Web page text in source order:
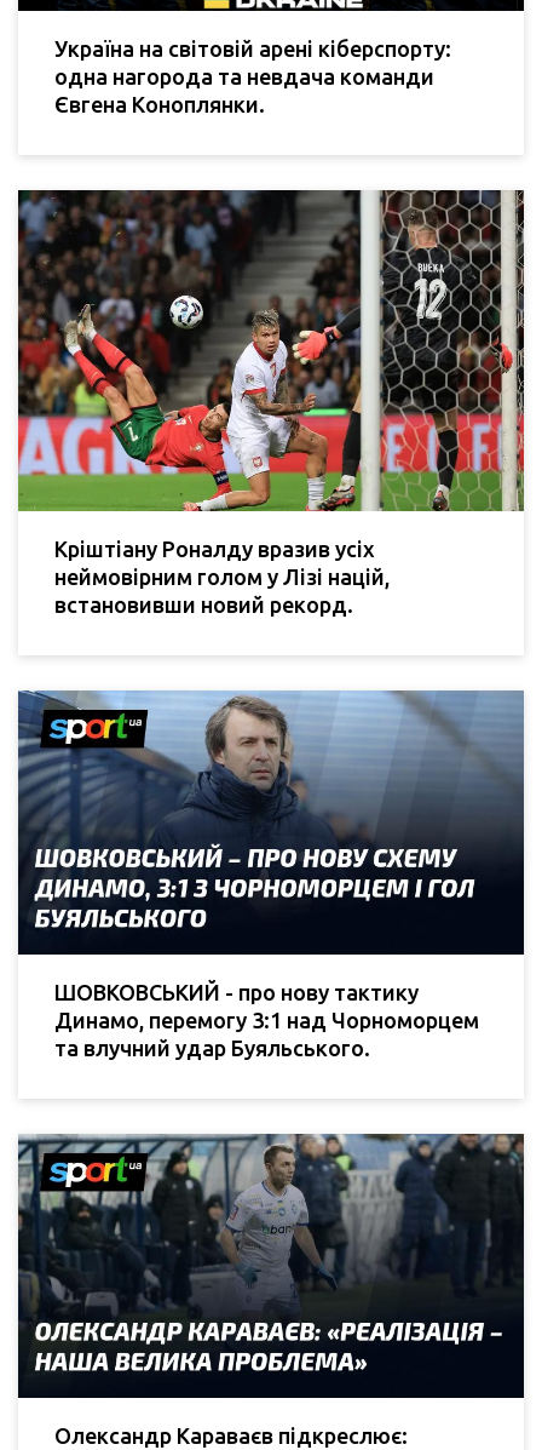
Україна на світовій арені кіберспорту:
одна нагорода та невдача команди
Євгена Коноплянки.
Кріштіану Роналду вразив усіх
неймовірним голом у Лізі націй,
встановивши новий рекорд.
ШОВКОВСЬКИЙ - про нову тактику
Динамо, перемогу 3:1 над Чорноморцем
та влучний удар Буяльського.
Олександр Караваєв підкреслює: